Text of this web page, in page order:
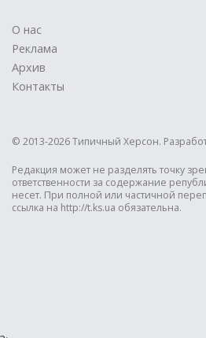
О нас
Реклама
Архив
Контакты
© 2013-2026 Типичный Херсон.
Редакция может не разделять точку
ответственности за содержание
несет. При полной или частичной
ссылка на http://t.ks.ua обязательна.